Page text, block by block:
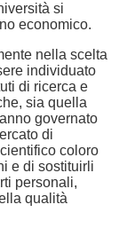
si
economico.
nella scelta
individuato
di ricerca e
sia quella
governato
di
coloro
e di sostituirli
personali,
qualità